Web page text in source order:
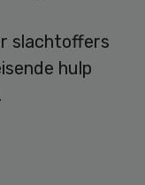
slachtoffers
hulp